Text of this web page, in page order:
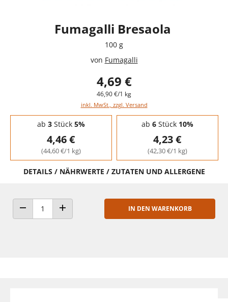
Fumagalli Bresaola
100 g
von Fumagalli
4,69 €
46,90 €/1 kg
inkl. MwSt., zzgl. Versand
Staffelpreise - Mengenrabatt
ab 3Stück 5%
4,46 €
(44,60 €/1 kg)
ab 6Stück 10%
4,23 €
(42,30 €/1 kg)
DETAILS / NÄHRWERTE / ZUTATEN UND ALLERGENE
ANZAHL VERRINGERNANZAHL ERHÖHEN
IN DEN WARENKORB